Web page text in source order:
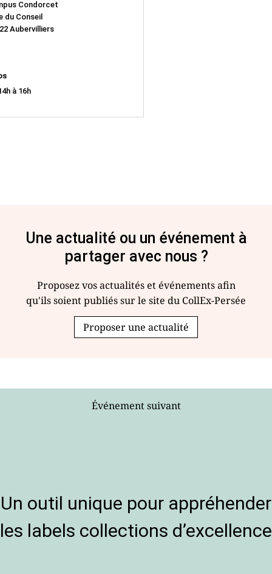
Condorcet
du Conseil
Aubervilliers
à 16h
Une actualité ou un événement à
partager avec nous ?
Proposez vos actualités et événements afin
qu'ils soient publiés sur le site du CollEx-Persée
Proposer une actualité
Événement suivant
Un outil unique pour appréhender
les labels collections d’excellence